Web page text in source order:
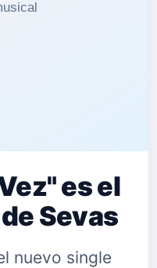
es el
Sevas
nuevo single